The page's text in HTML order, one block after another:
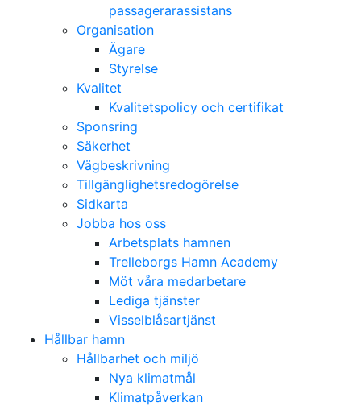
passagerarassistans
Organisation
Ägare
Styrelse
Kvalitet
Kvalitetspolicy och certifikat
Sponsring
Säkerhet
Vägbeskrivning
Tillgänglighetsredogörelse
Sidkarta
Jobba hos oss
Arbetsplats hamnen
Trelleborgs Hamn Academy
Möt våra medarbetare
Lediga tjänster
Visselblåsartjänst
Hållbar hamn
Hållbarhet och miljö
Nya klimatmål
Klimatpåverkan